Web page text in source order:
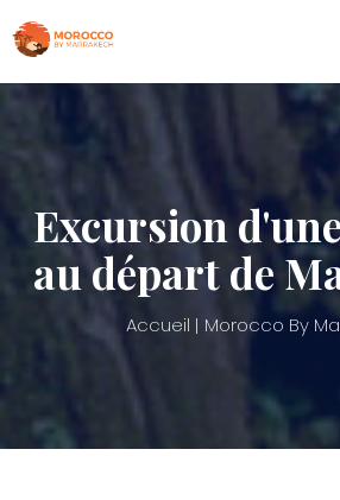
Excursion
au départ de
Accueil Morocco By